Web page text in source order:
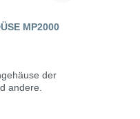
MP2000
der
andere.